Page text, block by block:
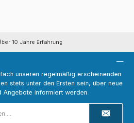
10 Jahre Erfahrung
unseren regelmäßig erscheinenden
stets unter den Ersten sein, über neue
Angebote informiert werden.